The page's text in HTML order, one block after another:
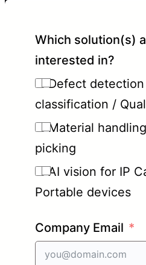
Which solution(s)
interested in?
Defect
classification /
Material
picking
AI vision for IP
Portable devices
Company Email